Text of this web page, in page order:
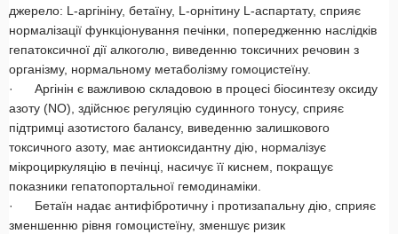
джерело: L-аргініну, бетаїну, L-орнітину L-аспартату, сприяє
нормалізації функціонування печінки, попередженню наслідків
гепатоксичної дії алкоголю, виведенню токсичних речовин з
організму, нормальному метаболізму гомоцистеїну.
· Аргінін є важливою складовою в процесі біосинтезу оксиду
азоту (NO), здійснює регуляцію судинного тонусу, сприяє
підтримці азотистого балансу, виведенню залишкового
токсичного азоту, має антиоксидантну дію, нормалізує
мікроциркуляцію в печінці, насичує її киснем, покращує
показники гепатопортальної гемодинаміки.
· Бетаїн надає антифібротичну і протизапальну дію, сприяє
зменшенню рівня гомоцистеїну, зменшує ризик